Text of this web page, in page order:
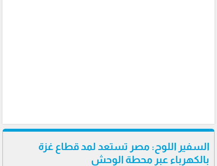
السفير اللوح: مصر تستعد لمد قطاع غزة
بالكهرباء عبر محطة الوحش